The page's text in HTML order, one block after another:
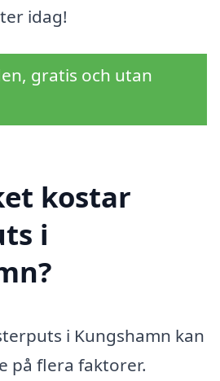
idag!
gratis och utan
kostar
i
i Kungshamn kan
på flera faktorer.